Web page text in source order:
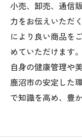
小売、卸売、通信
力をお伝えいただ
により良い商品を
めていただけます
自身の健康管理や
鹿沼市の安定した
で知識を高め、豊